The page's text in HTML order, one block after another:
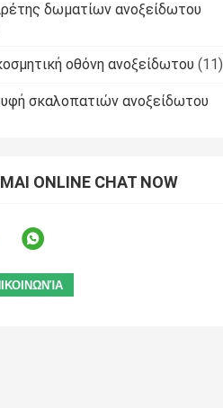
δωματίων ανοξείδωτου
οθόνη ανοξείδωτου (11)
σκαλοπατιών ανοξείδωτου
ONLINE CHAT NOW